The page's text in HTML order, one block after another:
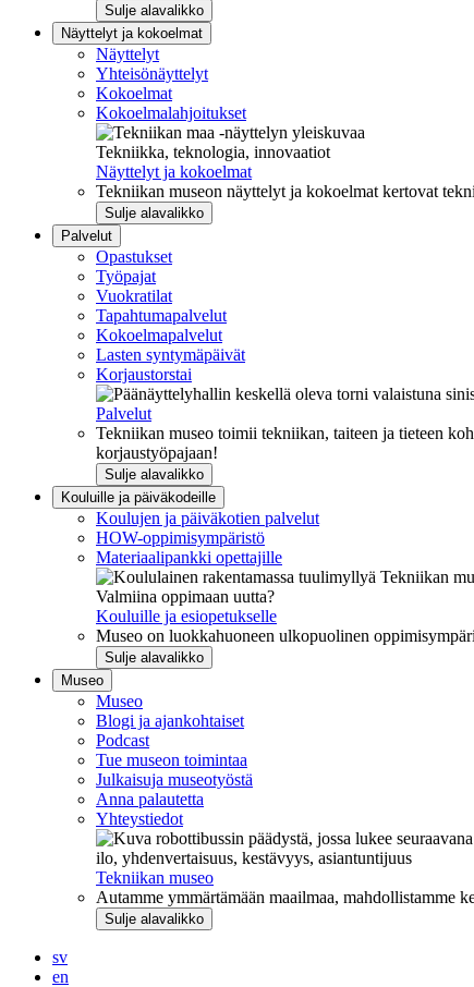
Sulje alavalikko
Näyttelyt ja kokoelmat
Näyttelyt
Yhteisönäyttelyt
Kokoelmat
Kokoelmalahjoitukset
Tekniikka, teknologia, innovaatiot
Näyttelyt ja kokoelmat
Tekniikan museon näyttelyt ja kokoelmat kertovat
Sulje alavalikko
Palvelut
Opastukset
Työpajat
Vuokratilat
Tapahtumapalvelut
Kokoelmapalvelut
Lasten syntymäpäivät
Korjaustorstai
Palvelut
Tekniikan museo toimii tekniikan, taiteen ja tieteen
korjaustyöpajaan!
Sulje alavalikko
Kouluille ja päiväkodeille
Koulujen ja päiväkotien palvelut
HOW-oppimisympäristö
Materiaalipankki opettajille
Valmiina oppimaan uutta?
Kouluille ja esiopetukselle
Museo on luokkahuoneen ulkopuolinen
Sulje alavalikko
Museo
Museo
Blogi ja ajankohtaiset
Podcast
Tue museon toimintaa
Julkaisuja museotyöstä
Anna palautetta
Yhteystiedot
ilo, yhdenvertaisuus, kestävyys, asiantuntijuus
Tekniikan museo
Autamme ymmärtämään maailmaa, mahdollistamme
Sulje alavalikko
sv
en